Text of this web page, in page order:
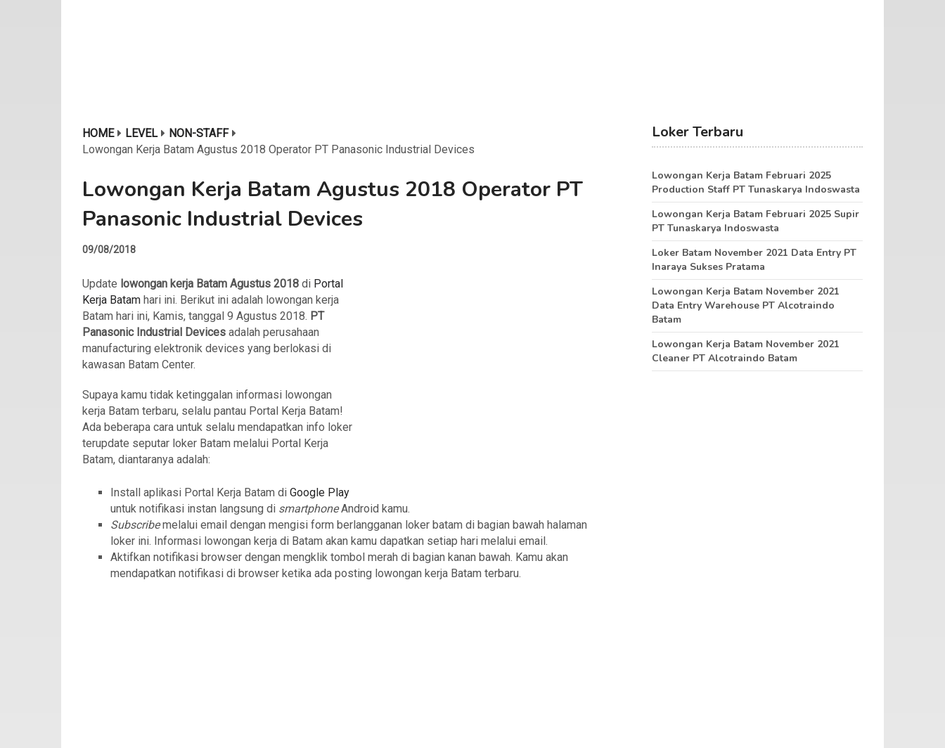
HOME LEVEL
NON-STAFF
Lowongan Kerja Batam Agustus 2018 Operator PT Panasonic Industrial Devices
Lowongan Kerja Batam Agustus 2018 Operator PT
Panasonic Industrial Devices
09/08/2018
Update lowongan kerja Batam Agustus 2018 di Portal
Kerja Batam hari ini. Berikut ini adalah lowongan kerja
Batam hari ini, Kamis, tanggal 9 Agustus 2018. PT
Panasonic Industrial Devices adalah perusahaan
manufacturing elektronik devices yang berlokasi di
kawasan Batam Center.
Supaya kamu tidak ketinggalan informasi lowongan
kerja Batam terbaru, selalu pantau Portal Kerja Batam!
Ada beberapa cara untuk selalu mendapatkan info loker
terupdate seputar loker Batam melalui Portal Kerja
Batam, diantaranya adalah:
Install aplikasi Portal Kerja Batam di Google Play
untuk notifikasi instan langsung di smartphoneAndroid kamu.
Subscribemelalui email dengan mengisi form berlangganan loker batam di bagian bawah halaman
loker ini. Informasi lowongan kerja di Batam akan kamu dapatkan setiap hari melalui email.
Aktifkan notifikasi browser dengan mengklik tombol merah di bagian kanan bawah. Kamu akan
mendapatkan notifikasi di browser ketika ada posting lowongan kerja Batam terbaru.
Loker Terbaru
Lowongan Kerja Batam Februari 2025
Production Staff PT Tunaskarya Indoswasta
Lowongan Kerja Batam Februari 2025 Supir
PT Tunaskarya Indoswasta
Loker Batam November 2021 Data Entry PT
Inaraya Sukses Pratama
Lowongan Kerja Batam November 2021
Data Entry Warehouse PT Alcotraindo
Batam
Lowongan Kerja Batam November 2021
Cleaner PT Alcotraindo Batam